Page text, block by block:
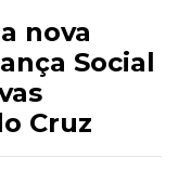
nova
Social
Cruz